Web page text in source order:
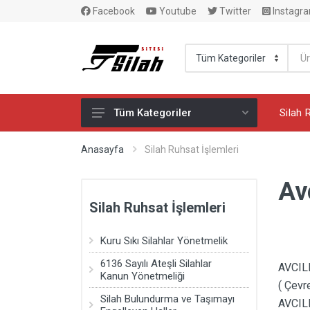
Facebook Youtube Twitter
SATIŞTAKİ TABANCALAR
GLOCK AKSESUARLARI
YİVSİZ AV TÜFEKLERİ
YİVLİ AV TÜFEKLERİ
GAZ TABANCALARI
Tüm Kategoriler Silah
Anasayfa Silah Ruhsat İşlemleri
Silah Ruhsat İşlemleri
Kuru Sıkı Silahlar Yönetmelik
6136 Sayılı Ateşli Silahlar
Kanun Yönetmeliği
Silah Bulundurma ve Taşımayı
(